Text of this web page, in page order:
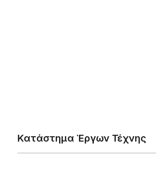
Κατάστημα Έργων Τέχνης